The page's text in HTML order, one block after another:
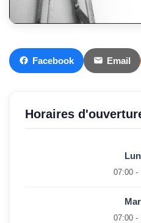
Facebook Email
Horaires
07:00 -
07:00 -